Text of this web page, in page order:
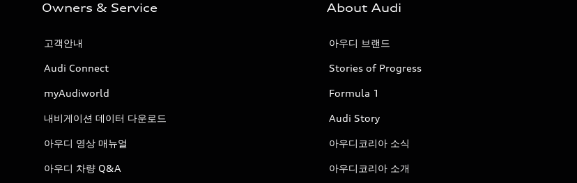
Owners & Service
고객안내
Audi Connect
myAudiworld
내비게이션 데이터 다운로드
아우디 영상 매뉴얼
아우디 차량 Q&A
About Audi
아우디 브랜드
Stories of Progress
Formula 1
Audi Story
아우디코리아 소식
아우디코리아 소개